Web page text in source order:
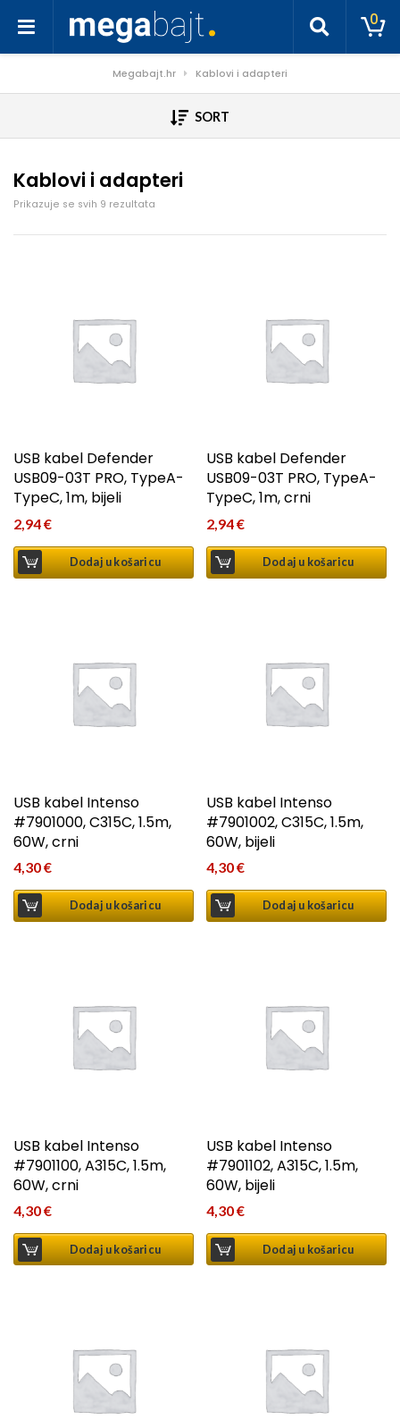
0
Megabajt.hr Kablovi i adapteri
SORT
Kablovi i adapteri
Prikazuje se svih 9 rezultata
USB kabel Defender
USB09-03T PRO, TypeA-
TypeC, 1m, bijeli
2,94€
Dodaj u košaricu
USB kabel Defender
USB09-03T PRO, TypeA-
TypeC, 1m, crni
2,94€
Dodaj u košaricu
USB kabel Intenso
#7901000, C315C, 1.5m,
60W, crni
4,30€
Dodaj u košaricu
USB kabel Intenso
#7901002, C315C, 1.5m,
60W, bijeli
4,30€
Dodaj u košaricu
USB kabel Intenso
#7901100, A315C, 1.5m,
60W, crni
4,30€
Dodaj u košaricu
USB kabel Intenso
#7901102, A315C, 1.5m,
60W, bijeli
4,30€
Dodaj u košaricu